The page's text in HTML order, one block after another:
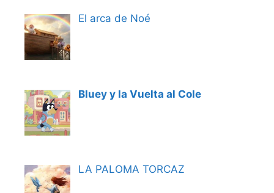
El arca de Noé
Bluey y la Vuelta al Cole
LA PALOMA TORCAZ